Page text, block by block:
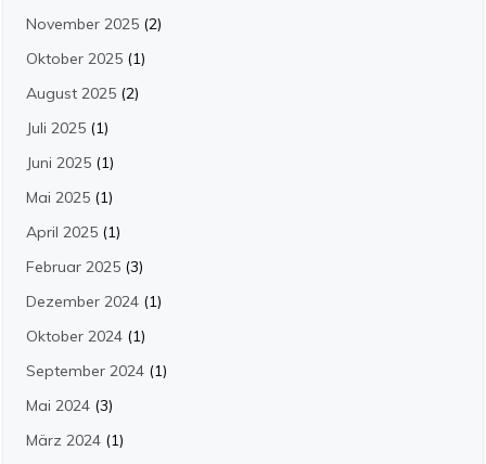
November 2025 (2)
Oktober 2025 (1)
August 2025 (2)
Juli 2025 (1)
Juni 2025 (1)
Mai 2025 (1)
April 2025 (1)
Februar 2025 (3)
Dezember 2024 (1)
Oktober 2024 (1)
September 2024 (1)
Mai 2024 (3)
März 2024 (1)